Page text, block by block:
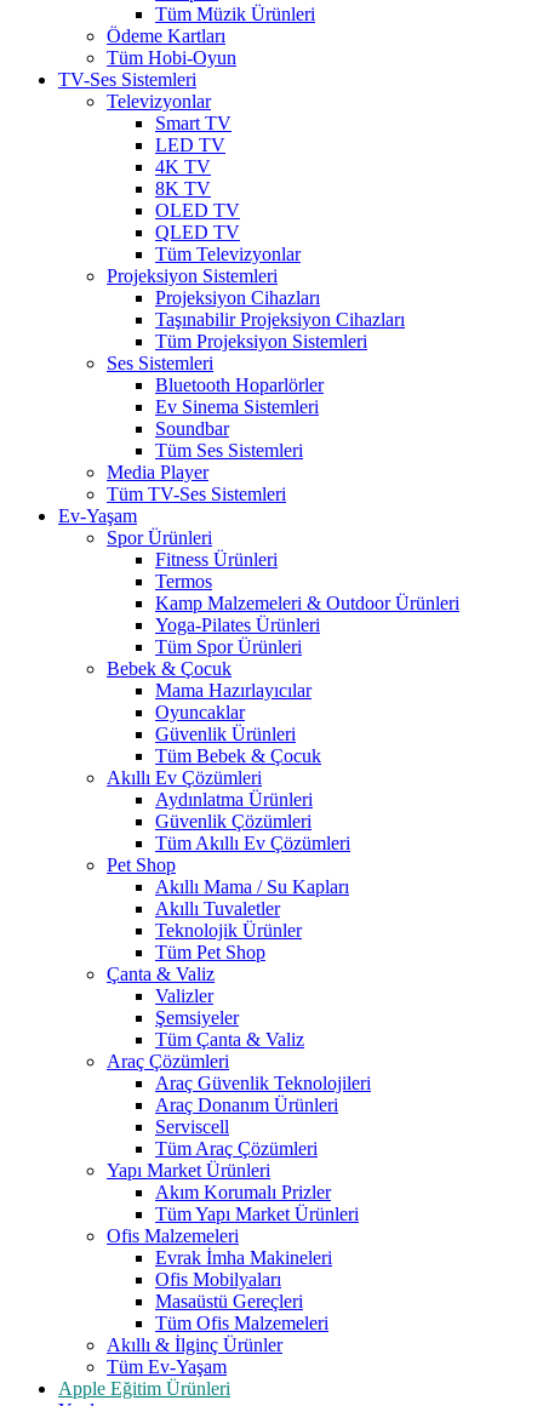
Tüm Müzik Ürünleri
Ödeme Kartları
Tüm Hobi-Oyun
TV-Ses Sistemleri
Televizyonlar
Smart TV
LED TV
4K TV
8K TV
OLED TV
QLED TV
Tüm Televizyonlar
Projeksiyon Sistemleri
Projeksiyon Cihazları
Taşınabilir Projeksiyon Cihazları
Tüm Projeksiyon Sistemleri
Ses Sistemleri
Bluetooth Hoparlörler
Ev Sinema Sistemleri
Soundbar
Tüm Ses Sistemleri
Media Player
Tüm TV-Ses Sistemleri
Ev-Yaşam
Spor Ürünleri
Fitness Ürünleri
Termos
Kamp Malzemeleri & Outdoor Ürünleri
Yoga-Pilates Ürünleri
Tüm Spor Ürünleri
Bebek & Çocuk
Mama Hazırlayıcılar
Oyuncaklar
Güvenlik Ürünleri
Tüm Bebek & Çocuk
Akıllı Ev Çözümleri
Aydınlatma Ürünleri
Güvenlik Çözümleri
Tüm Akıllı Ev Çözümleri
Pet Shop
Akıllı Mama / Su Kapları
Akıllı Tuvaletler
Teknolojik Ürünler
Tüm Pet Shop
Çanta & Valiz
Valizler
Şemsiyeler
Tüm Çanta & Valiz
Araç Çözümleri
Araç Güvenlik Teknolojileri
Araç Donanım Ürünleri
Serviscell
Tüm Araç Çözümleri
Yapı Market Ürünleri
Akım Korumalı Prizler
Tüm Yapı Market Ürünleri
Ofis Malzemeleri
Evrak İmha Makineleri
Ofis Mobilyaları
Masaüstü Gereçleri
Tüm Ofis Malzemeleri
Akıllı & İlginç Ürünler
Tüm Ev-Yaşam
Apple Eğitim Ürünleri